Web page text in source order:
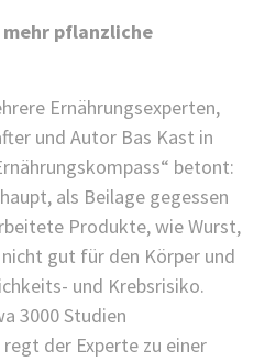
mehr pflanzliche
Ernährungsexperten,
und Autor Bas Kast in
betont:
als Beilage gegessen
Produkte, wie Wurst,
gut für den Körper und
und Krebsrisiko.
3000 Studien
der Experte zu einer